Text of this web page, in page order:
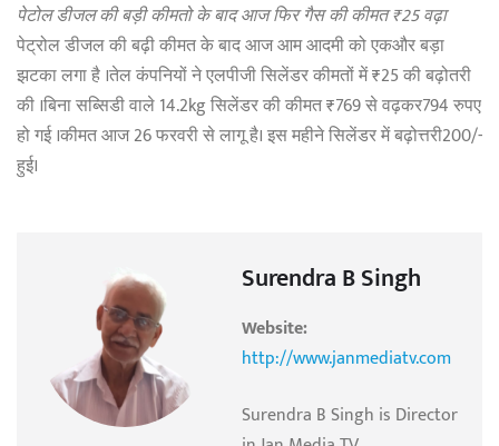
पेटोल डीजल की बड़ी कीमतो के बाद आज फिर गैस की कीमत ₹25 वढ़ा
पेट्रोल डीजल की बढ़ी कीमत के बाद आज आम आदमी को एकऔर बड़ा
झटका लगा है ।तेल कंपनियों ने एलपीजी सिलेंडर कीमतों में ₹25 की बढ़ोतरी
की ।बिना सब्सिडी वाले 14.2kg सिलेंडर की कीमत ₹769 से वढ़कर794 रुपए
हो गई ।कीमत आज 26 फरवरी से लागू है। इस महीने सिलेंडर में बढ़ोत्तरी200/-
हुई।
Surendra B Singh
Website:
http://www.janmediatv.com
Surendra B Singh is Director